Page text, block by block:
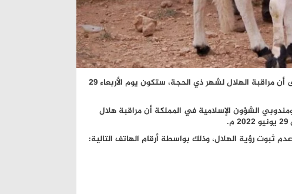
أعلنت وزارة الأوقاف والشؤون الإسلامية، صباح اليوم الثلاثاء، على أن مراقبة الهلال لشهر ذي الحجة، ستكون يوم الأربعاء 29
الشؤون الإسلامية في المملكة أن مراقبة هلال
ثبوت رؤية الهلال، وذلك بواسطة أرقام الهاتف التالية: